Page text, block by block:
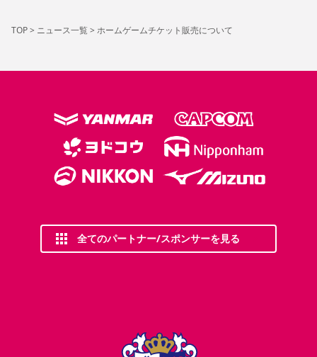
TOP> ニュース一覧> ホームゲームチケット販売について
全てのパートナー/スポンサーを見る